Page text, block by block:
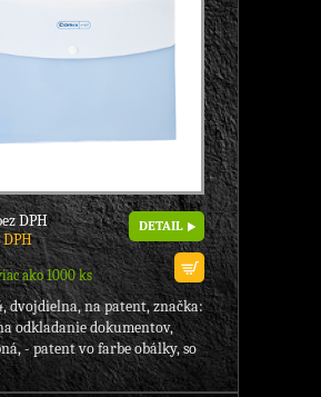
DPH
ako 1000 ks
DETAIL
dvojdielna, na patent, značka:
odkladanie dokumentov,
- patent vo farbe obálky, so